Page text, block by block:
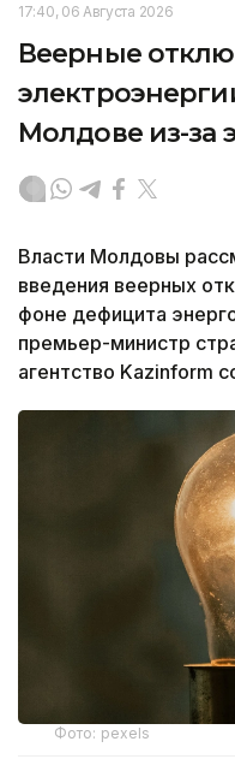
17:40, 06 Августа 2026
Веерные
Молдове из-за
Власти Молдовы
введения веерных
фоне дефицита
премьер-министр
агентство Kazinform
Фото: pexels